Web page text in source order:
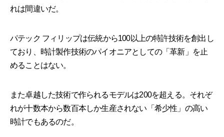
れは間違いだ。
パテック フィリップは伝統から100以上の特許技術を創出し
ており、時計製作技術のパイオニアとしての「革新」を止
めることはない。
また卓越した技術で作られるモデルは200を超える。それぞ
れが十数本から数百本しか生産されない「希少性」の高い
時計でもあるのだ。